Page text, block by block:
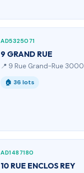
AD5325071
9 GRAND RUE
📍 9 Rue Grand-Rue
🏠 36 lots
AD1487180
10 RUE ENCLOS REY